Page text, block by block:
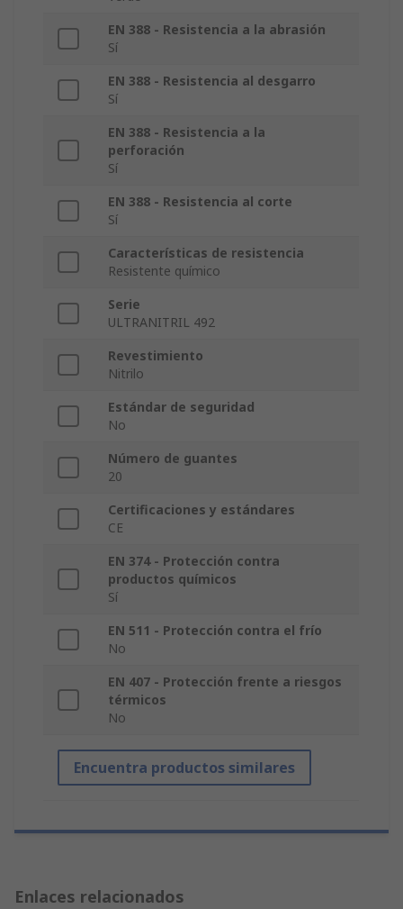
EN 388 - Resistencia a la abrasión
Sí
EN 388 - Resistencia al desgarro
Sí
EN 388 - Resistencia a la
perforación
Sí
EN 388 - Resistencia al corte
Sí
Características de resistencia
Resistente químico
Serie
ULTRANITRIL 492
Revestimiento
Nitrilo
Estándar de seguridad
No
Número de guantes
20
Certificaciones y estándares
CE
EN 374 - Protección contra
productos químicos
Sí
EN 511 - Protección contra el frío
No
EN 407 - Protección frente a riesgos
térmicos
No
Encuentra productos similares
Enlaces relacionados